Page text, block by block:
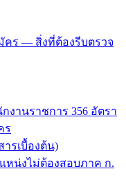
คร — สิ่งที่ต้องรีบตรวจ
งานราชการ 356 อัตรา
ร
ารเบื้องต้น)
หน่งไม่ต้องสอบภาค ก.